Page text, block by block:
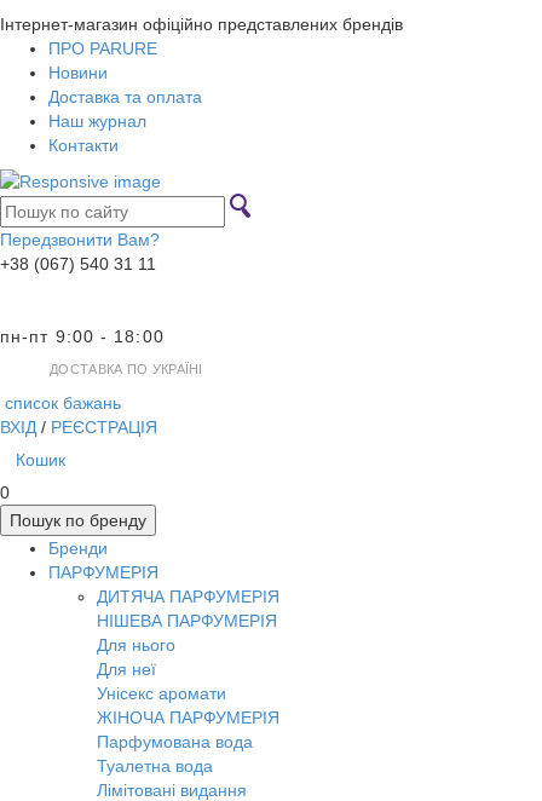
Інтернет-магазин офіційно представлених брендів
ПРО PARURE
Новини
Доставка та оплата
Наш журнал
Контакти
Передзвонити Вам?
+38 (067) 540 31 11
пн-пт 9:00 - 18:00
ДОСТАВКА ПО УКРАЇНІ
список бажань
ВХІД / РЕЄСТРАЦІЯ
Кошик
0
Пошук по бренду
Бренди
ПАРФУМЕРІЯ
ДИТЯЧА ПАРФУМЕРІЯ
НІШЕВА ПАРФУМЕРІЯ
Для нього
Для неї
Унісекс аромати
ЖІНОЧА ПАРФУМЕРІЯ
Парфумована вода
Туалетна вода
Лімітовані видання